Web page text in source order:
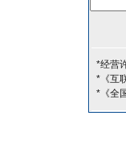
*经营
*《互
*《全